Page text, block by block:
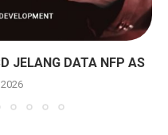
JELANG DATA NFP AS